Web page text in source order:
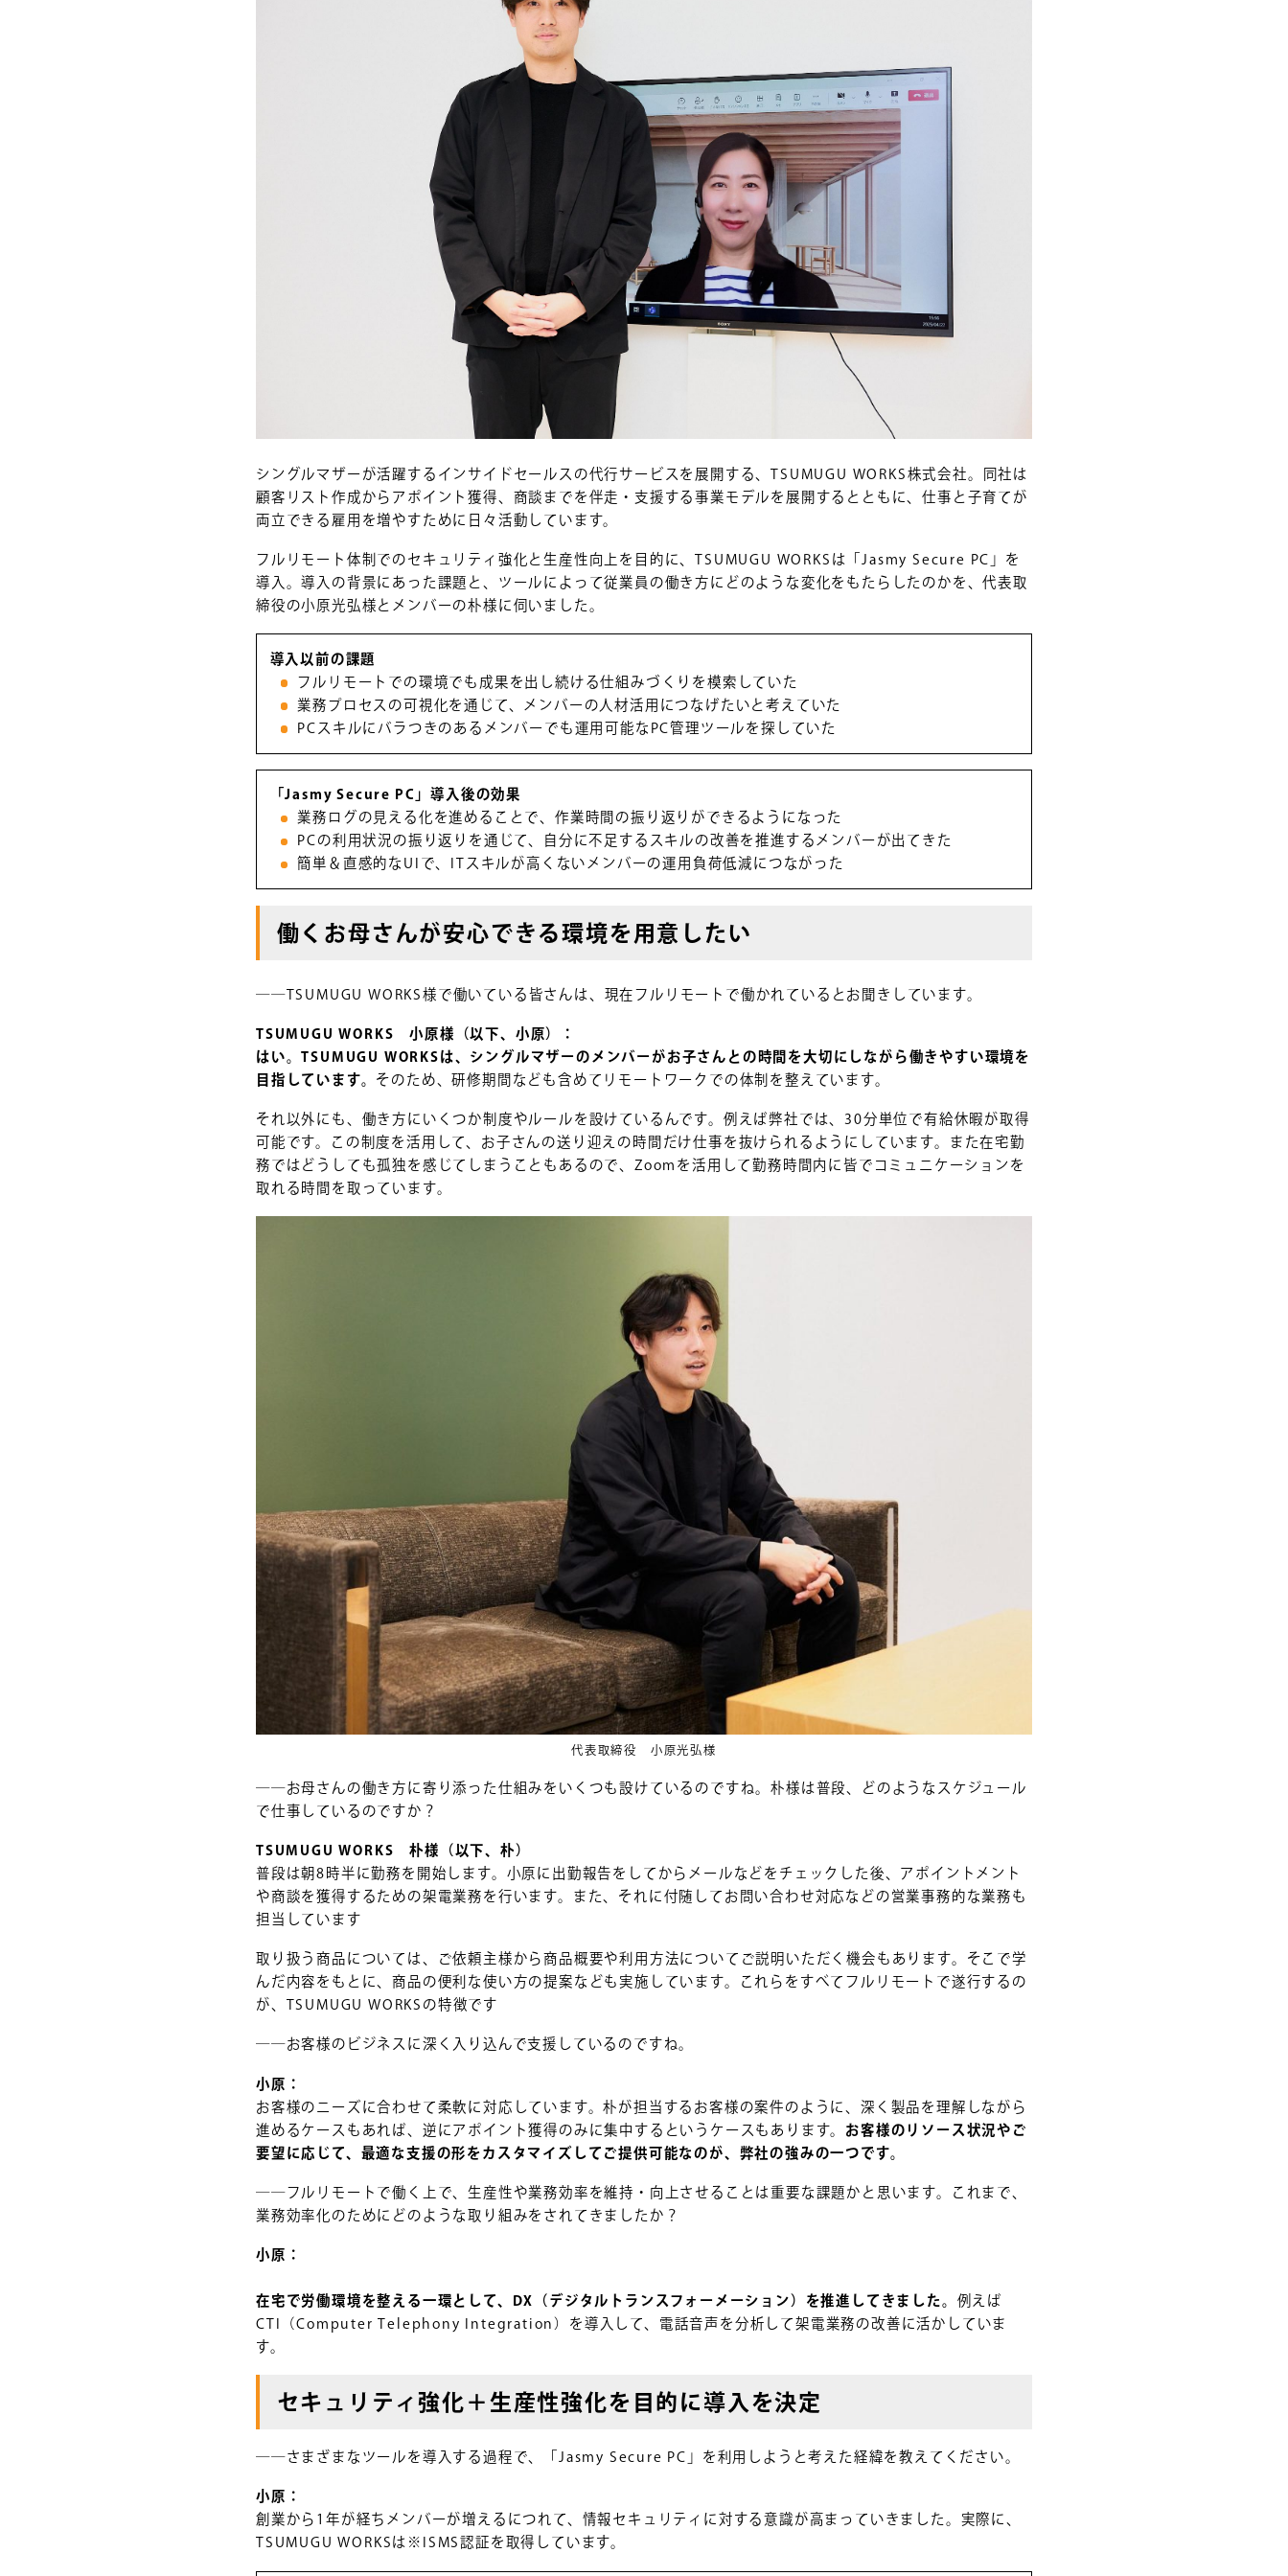
シングルマザーが活躍するインサイドセールスの代行サービスを展開する、TSUMUGU WORKS株式会社。同社は
顧客リスト作成からアポイント獲得、商談までを伴走・支援する事業モデルを展開するとともに、仕事と子育てが
両立できる雇用を増やすために日々活動しています。
フルリモート体制でのセキュリティ強化と生産性向上を目的に、TSUMUGU WORKSは「Jasmy Secure PC」を
導入。導入の背景にあった課題と、ツールによって従業員の働き方にどのような変化をもたらしたのかを、代表取
締役の小原光弘様とメンバーの朴様に伺いました。
導入以前の課題
フルリモートでの環境でも成果を出し続ける仕組みづくりを模索していた
業務プロセスの可視化を通じて、メンバーの人材活用につなげたいと考えていた
PCスキルにバラつきのあるメンバーでも運用可能なPC管理ツールを探していた
「Jasmy Secure PC」導入後の効果
業務ログの見える化を進めることで、作業時間の振り返りができるようになった
PCの利用状況の振り返りを通じて、自分に不足するスキルの改善を推進するメンバーが出てきた
簡単＆直感的なUIで、ITスキルが高くないメンバーの運用負荷低減につながった
働くお母さんが安心できる環境を用意したい
――TSUMUGU WORKS様で働いている皆さんは、現在フルリモートで働かれているとお聞きしています。
TSUMUGU WORKS 小原様（以下、小原）：
はい。TSUMUGU WORKSは、シングルマザーのメンバーがお子さんとの時間を大切にしながら働きやすい環境を
目指しています。 そのため、研修期間なども含めてリモートワークでの体制を整えています。
それ以外にも、働き方にいくつか制度やルールを設けているんです。例えば弊社では、30分単位で有給休暇が取得
可能です。この制度を活用して、お子さんの送り迎えの時間だけ仕事を抜けられるようにしています。また在宅勤
務ではどうしても孤独を感じてしまうこともあるので、Zoomを活用して勤務時間内に皆でコミュニケーションを
取れる時間を取っています。
代表取締役 小原光弘様
――お母さんの働き方に寄り添った仕組みをいくつも設けているのですね。朴様は普段、どのようなスケジュール
で仕事しているのですか？
TSUMUGU WORKS 朴様（以下、朴）
普段は朝8時半に勤務を開始します。小原に出勤報告をしてからメールなどをチェックした後、アポイントメント
や商談を獲得するための架電業務を行います。また、それに付随してお問い合わせ対応などの営業事務的な業務も
担当しています
取り扱う商品については、ご依頼主様から商品概要や利用方法についてご説明いただく機会もあります。そこで学
んだ内容をもとに、商品の便利な使い方の提案なども実施しています。これらをすべてフルリモートで遂行するの
が、TSUMUGU WORKSの特徴です
――お客様のビジネスに深く入り込んで支援しているのですね。
小原：
お客様のニーズに合わせて柔軟に対応しています。朴が担当するお客様の案件のように、深く製品を理解しながら
進めるケースもあれば、逆にアポイント獲得のみに集中するというケースもあります。 お客様のリソース状況やご
要望に応じて、最適な支援の形をカスタマイズしてご提供可能なのが、弊社の強みの一つです。
――フルリモートで働く上で、生産性や業務効率を維持・向上させることは重要な課題かと思います。これまで、
業務効率化のためにどのような取り組みをされてきましたか？
小原：
在宅で労働環境を整える一環として、DX（デジタルトランスフォーメーション）を推進してきました。 例えば
CTI（Computer Telephony Integration）を導入して、電話音声を分析して架電業務の改善に活かしていま
す。
セキュリティ強化＋生産性強化を目的に導入を決定
――さまざまなツールを導入する過程で、「Jasmy Secure PC」を利用しようと考えた経緯を教えてください。
小原：
創業から1年が経ちメンバーが増えるにつれて、情報セキュリティに対する意識が高まっていきました。実際に、
TSUMUGU WORKSは※ISMS認証を取得しています。